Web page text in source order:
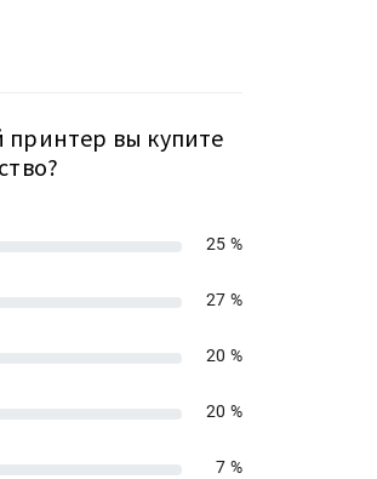
вы купите
25 %
27 %
20 %
20 %
7 %